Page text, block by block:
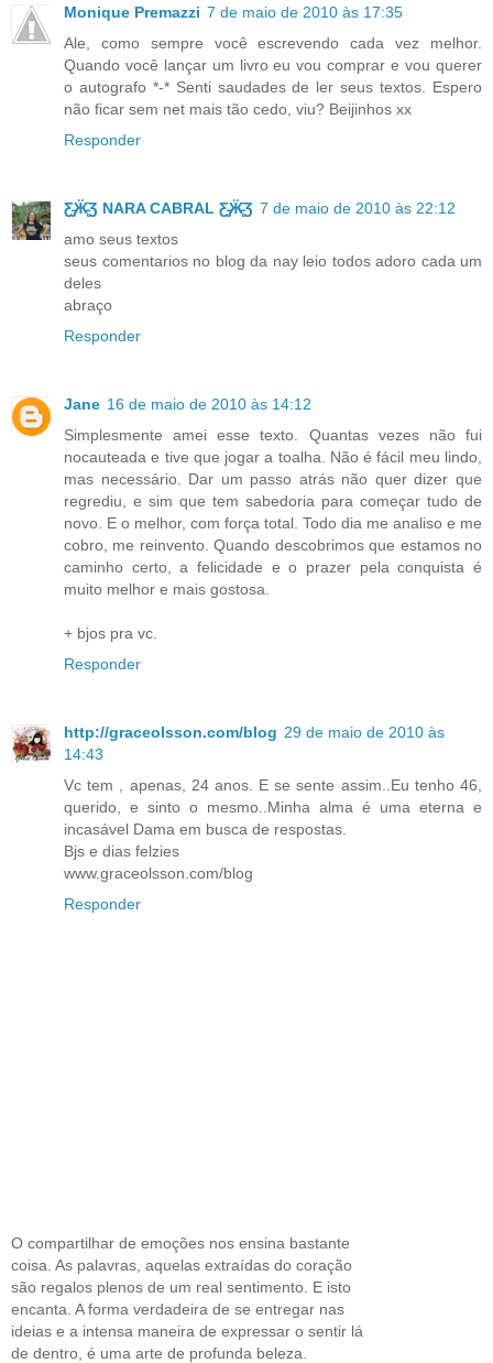
Monique Premazzi 7 de maio de 2010 às 17:35
Ale, como sempre você escrevendo cada vez melhor.
Quando você lançar um livro eu vou comprar e vou querer
o autografo *-* Senti saudades de ler seus textos. Espero
não ficar sem net mais tão cedo, viu? Beijinhos xx
Responder
Ƹ̵̡Ӝ̵̨̄Ʒ NARA CABRAL Ƹ̵̡Ӝ̵̨̄Ʒ 7 de maio de 2010 às 22:12
amo seus textos
seus comentarios no blog da nay leio todos adoro cada um
deles
abraço
Responder
Jane 16 de maio de 2010 às 14:12
Simplesmente amei esse texto. Quantas vezes não fui
nocauteada e tive que jogar a toalha. Não é fácil meu lindo,
mas necessário. Dar um passo atrás não quer dizer que
regrediu, e sim que tem sabedoria para começar tudo de
novo. E o melhor, com força total. Todo dia me analiso e me
cobro, me reinvento. Quando descobrimos que estamos no
caminho certo, a felicidade e o prazer pela conquista é
muito melhor e mais gostosa.
+ bjos pra vc.
Responder
http://graceolsson.com/blog 29 de maio de 2010 às
14:43
Vc tem , apenas, 24 anos. E se sente assim..Eu tenho 46,
querido, e sinto o mesmo..Minha alma é uma eterna e
incasável Dama em busca de respostas.
Bjs e dias felzies
www.graceolsson.com/blog
Responder
O compartilhar de emoções nos ensina bastante
coisa. As palavras, aquelas extraídas do coração
são regalos plenos de um real sentimento. E isto
encanta. A forma verdadeira de se entregar nas
ideias e a intensa maneira de expressar o sentir lá
de dentro, é uma arte de profunda beleza.